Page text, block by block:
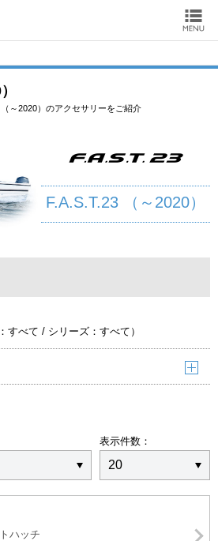
～2020）のアクセサリーをご紹介
F.A.S.T.23 （～2020）
すべて / シリーズ：すべて ）
表示件数：
ハッチ